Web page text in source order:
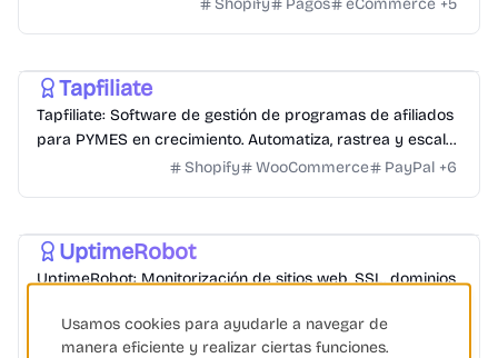
Shopify Pagos eCommerce +5
Tapfiliate
Tapfiliate: Software de gestión de programas de afiliados
para PYMES en crecimiento. Automatiza, rastrea y escala
tu marketing de afiliación.
Shopify WooCommerce PayPal +6
UptimeRobot
UptimeRobot: Monitorización de sitios web, SSL, dominios
¡50 monitores GRATIS!
SEO eCommerce Automatización
Marketing Digital
Usamos cookies para ayudarle a navegar de
manera eficiente y realizar ciertas funciones.